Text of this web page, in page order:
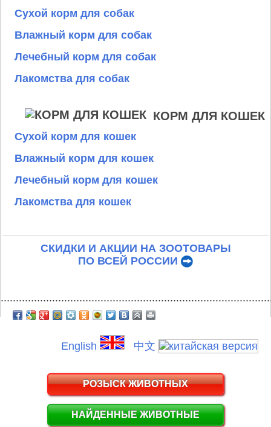
Сухой корм для собак
Влажный корм для собак
Лечебный корм для собак
Лакомства для собак
КОРМ ДЛЯ КОШЕК
Сухой корм для кошек
Влажный корм для кошек
Лечебный корм для кошек
Лакомства для кошек
СКИДКИ И АКЦИИ НА ЗООТОВАРЫ
ПО ВСЕЙ РОССИИ
English 中文
РОЗЫСК ЖИВОТНЫХ
НАЙДЕННЫЕ ЖИВОТНЫЕ